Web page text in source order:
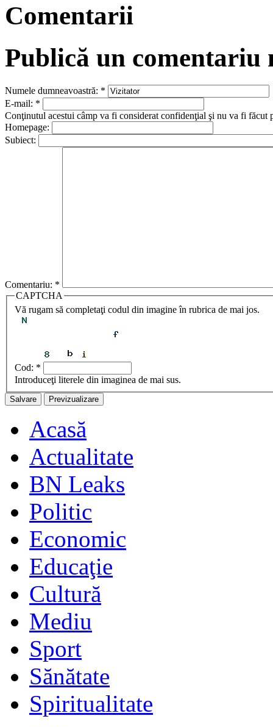
Comentarii
Publică un comentariu
Numele dumneavoastră: *
E-mail: *
Conţinutul acestui câmp va fi considerat confidenţial şi nu va fi făcut
Homepage:
Subiect:
Comentariu: *
CAPTCHA
Vă rugam să completaţi codul din imagine în rubrica de mai jos.
Cod: *
Introduceţi literele din imaginea de mai sus.
Acasă
Actualitate
BN Leaks
Politic
Economic
Educaţie
Cultură
Mediu
Sport
Sănătate
Spiritualitate